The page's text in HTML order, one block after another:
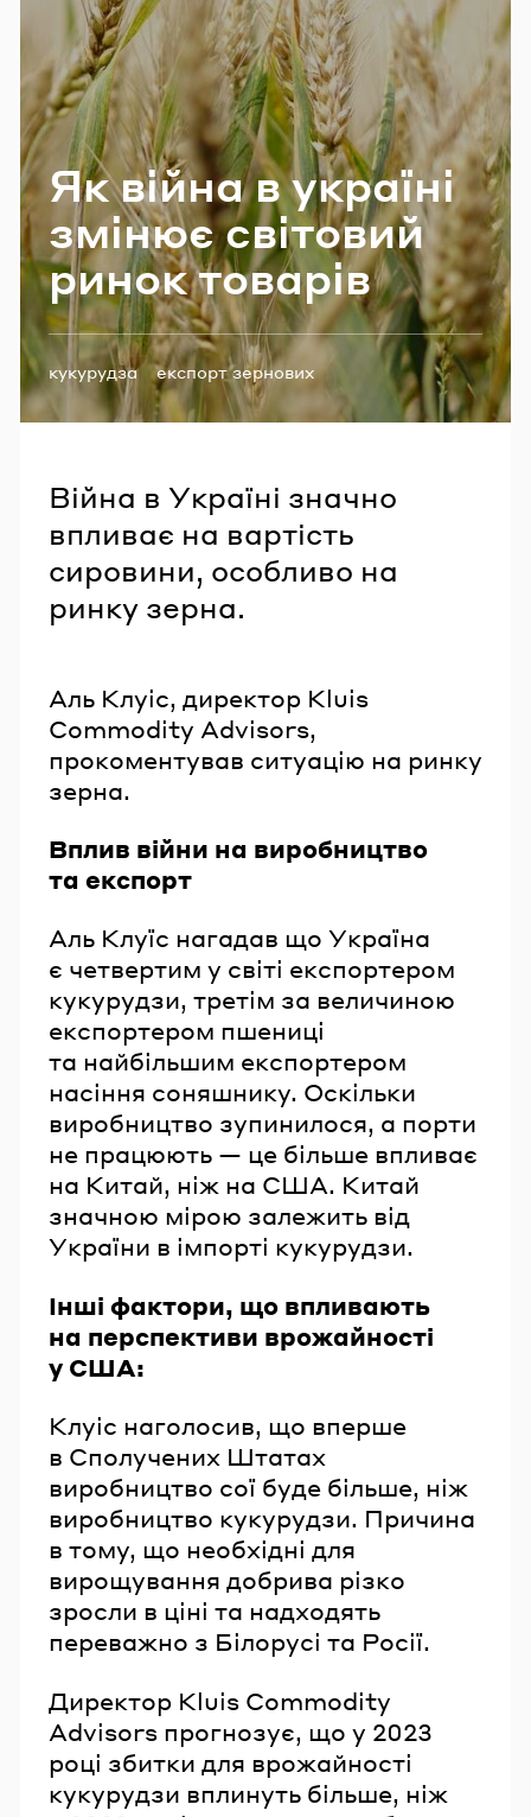
Як війна в укра­ї­ні
змі­нює сві­то­вий
ринок то­ва­рів
Теги:
кукурудза
експорт зернових
зернові культури
Війна в Україні значно
впливає на вартість
сировини, особливо на
ринку зерна.
Аль Клуіс, директор Kluis
Commodity Advisors,
прокоментував ситуацію на ринку
зерна.
Вплив війни на виробництво
та експорт
Аль Клуїс нагадав що Україна
є четвертим у світі експортером
кукурудзи, третім за величиною
експортером пшениці
та найбільшим експортером
насіння соняшнику. Оскільки
виробництво зупинилося, а порти
не працюють — це більше впливає
на Китай, ніж на США. Китай
значною мірою залежить від
України в імпорті кукурудзи.
Інші фактори, що впливають
на перспективи врожайності
у США:
Клуіс наголосив, що вперше
в Сполучених Штатах
виробництво сої буде більше, ніж
виробництво кукурудзи. Причина
в тому, що необхідні для
вирощування добрива різко
зросли в ціні та надходять
переважно з Білорусі та Росії.
Директор Kluis Commodity
Advisors прогнозує, що у 2023
році збитки для врожайності
кукурудзи вплинуть більше, ніж
Email
Пароль
Забули пароль?
УВІЙТИ